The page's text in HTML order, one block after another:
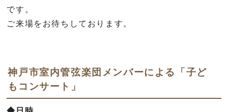
です。
ご来場をお待ちしております。
神戸市室内管弦楽団メンバーによる「子ど
もコンサート」